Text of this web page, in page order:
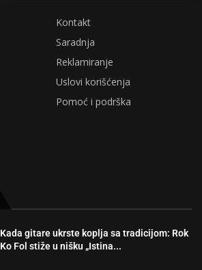
Kontakt
Saradnja
Reklamiranje
Uslovi korišćenja
Pomoć i podrška
Kada gitare ukrste koplja sa tradicijom: Rok
Ko Fol stiže u nišku „Istina...